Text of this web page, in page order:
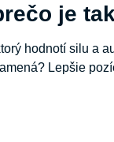
je
hodnotí silu a
Lepšie